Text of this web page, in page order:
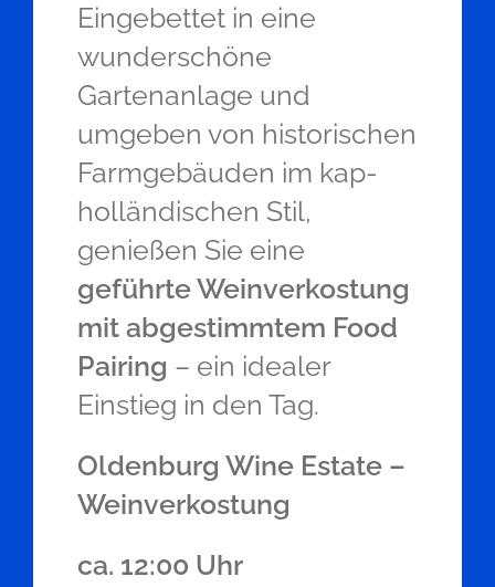
Eingebettet in eine
wunderschöne
Gartenanlage und
umgeben von historischen
Farmgebäuden im kap-
holländischen Stil,
genießen Sie eine
geführte Weinverkostung
mit abgestimmtem Food
Pairing – ein idealer
Einstieg in den Tag.
Oldenburg Wine Estate –
Weinverkostung
ca. 12:00 Uhr